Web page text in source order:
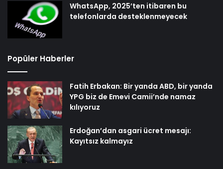
WhatsApp, 2025’ten itibaren bu
telefonlarda desteklenmeyecek
Popüler Haberler
Fatih Erbakan: Bir yanda ABD, bir yanda
YPG biz de Emevi Camii’nde namaz
kılıyoruz
Erdoğan’dan asgari ücret mesajı:
Kayıtsız kalmayız